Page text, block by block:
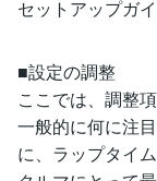
セットアップガ
■設定の調整
ここでは、調整
一般的に何に注
に、ラップタイ